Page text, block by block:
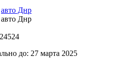
авто Днр
авто Днр
до: 27 марта 2025